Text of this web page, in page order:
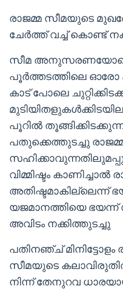
രാജമ്മ സീമയുടെ
ചേർത്ത് വച്ച് കൊണ്ട്
സീമ അനുസരണയോടെ
പൂർത്തടത്തിലെ
കാട് പോലെ
പൂറിൽ
പതുക്കെത്തുടച്ചു
വിമ്മിഷ്ടം കാണിച്ചാൽ
അതിഷ്ടമാകില്ലെന്ന്
യജമാനത്തിയെ
അവിടം നക്കിത്തുടച്ചു
പതിനഞ്ച്
സീമയുടെ
നിന്ന് തേനുറവ